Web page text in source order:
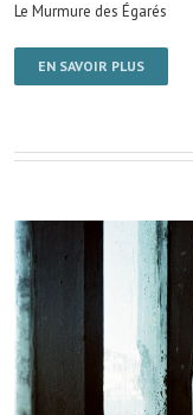
Le Murmure des Égarés
EN SAVOIR PLUS